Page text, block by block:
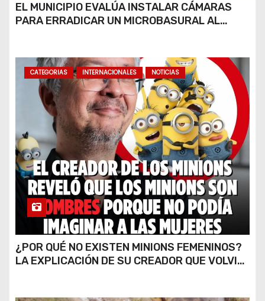
EL MUNICIPIO EVALÚA INSTALAR CÁMARAS
PARA ERRADICAR UN MICROBASURAL AL
CATEGORIAS INTERNACIONALES NOTICIAS
¿POR QUÉ NO EXISTEN MINIONS FEMENINOS?
LA EXPLICACIÓN DE SU CREADOR QUE VOLVIÓ